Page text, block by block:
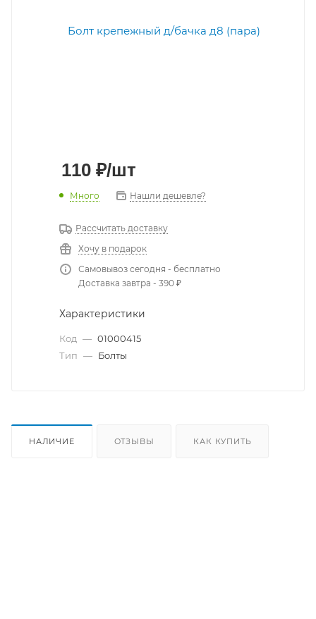
110 ₽/шт
Много Нашли дешевле?
Рассчитать доставку
Хочу в подарок
Самовывоз сегодня - бесплатно
Доставка завтра - 390 ₽
Характеристики
Код — 01000415
Тип — Болты
НАЛИЧИЕ ОТЗЫВЫ КАК КУПИТЬ